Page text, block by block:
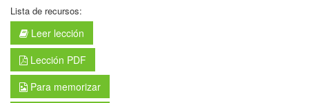
Lista de recursos:
Leer lección
Lección PDF
Para memorizar